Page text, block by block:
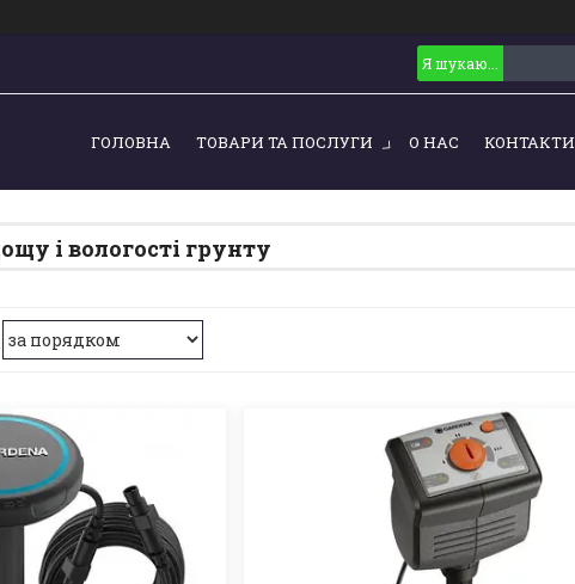
ГОЛОВНА ТОВАРИ ТА ПОСЛУГИ О НАС КОНТАКТИ
і вологості грунту